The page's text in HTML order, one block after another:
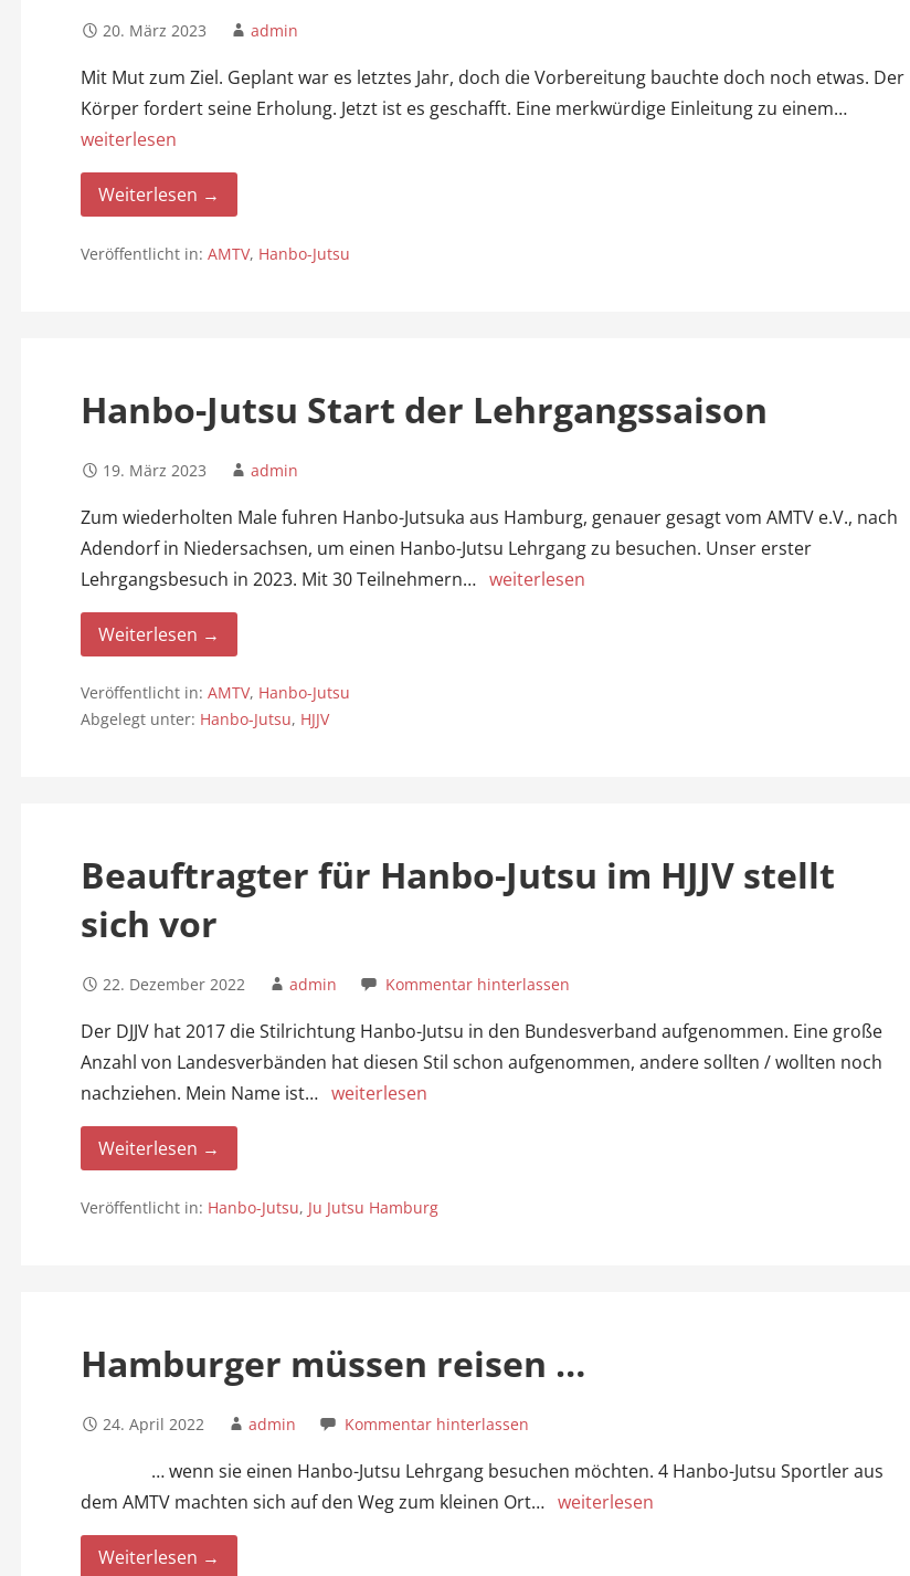
20. März 2023 admin
Mit Mut zum Ziel. Geplant war es letztes Jahr, doch die Vorbereitung bauchte doch noch etwas. Der
Körper fordert seine Erholung. Jetzt ist es geschafft. Eine merkwürdige Einleitung zu einem…
weiterlesen
Weiterlesen →
Veröffentlicht in: AMTV, Hanbo-Jutsu
Hanbo-Jutsu Start der Lehrgangssaison
19. März 2023 admin
Zum wiederholten Male fuhren Hanbo-Jutsuka aus Hamburg, genauer gesagt vom AMTV e.V., nach
Adendorf in Niedersachsen, um einen Hanbo-Jutsu Lehrgang zu besuchen. Unser erster
Lehrgangsbesuch in 2023. Mit 30 Teilnehmern… weiterlesen
Weiterlesen →
Veröffentlicht in: AMTV, Hanbo-Jutsu
Abgelegt unter: Hanbo-Jutsu, HJJV
Beauftragter für Hanbo-Jutsu im HJJV stellt
sich vor
22. Dezember 2022 admin Kommentar hinterlassen
Der DJJV hat 2017 die Stilrichtung Hanbo-Jutsu in den Bundesverband aufgenommen. Eine große
Anzahl von Landesverbänden hat diesen Stil schon aufgenommen, andere sollten / wollten noch
nachziehen. Mein Name ist… weiterlesen
Weiterlesen →
Veröffentlicht in: Hanbo-Jutsu, Ju Jutsu Hamburg
Hamburger müssen reisen …
24. April 2022 admin Kommentar hinterlassen
… wenn sie einen Hanbo-Jutsu Lehrgang besuchen möchten. 4 Hanbo-Jutsu Sportler aus
dem AMTV machten sich auf den Weg zum kleinen Ort… weiterlesen
Weiterlesen →